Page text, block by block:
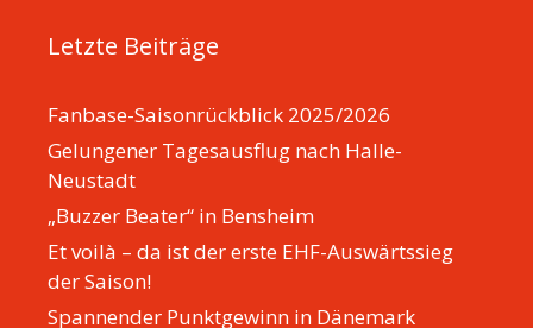
Letzte Beiträge
Fanbase-Saisonrückblick 2025/2026
Gelungener Tagesausflug nach Halle-
Neustadt
„Buzzer Beater“ in Bensheim
Et voilà – da ist der erste EHF-Auswärtssieg
der Saison!
Spannender Punktgewinn in Dänemark